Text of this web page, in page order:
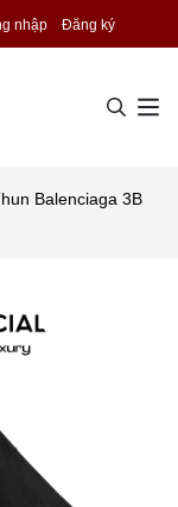
nhập Đăng ký
Balenciaga 3B